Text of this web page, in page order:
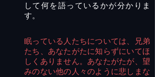
して何を語っているかが分かりま
す。
眠っている人たちについては、兄弟
たち、あなたがたに知らずにいてほ
しくありません。あなたがたが、望
みのない他の人々のように悲しまな